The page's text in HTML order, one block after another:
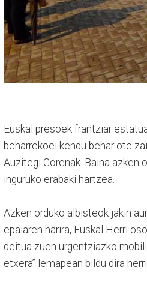
Euskal presoek frantziar
beharrekoei kendu behar ote
Auzitegi Gorenak. Baina azken
inguruko erabaki hartzea.
Azken orduko albisteok jakin
epaiaren harira, Euskal Herri
deitua zuen urgentziazko
etxera” lemapean bildu dira